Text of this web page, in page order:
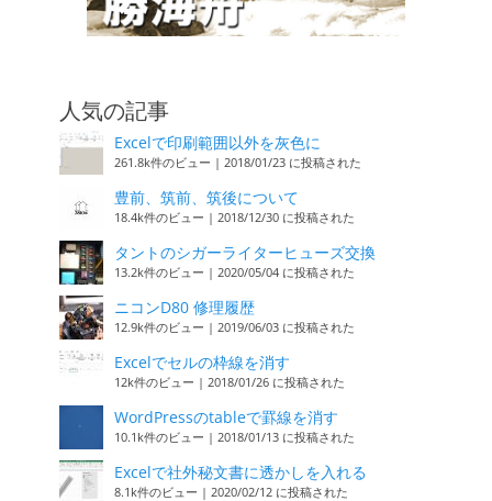
人気の記事
Excelで印刷範囲以外を灰色に
261.8k件のビュー | 2018/01/23 に投稿された
豊前、筑前、筑後について
18.4k件のビュー | 2018/12/30 に投稿された
タントのシガーライターヒューズ交換
13.2k件のビュー | 2020/05/04 に投稿された
ニコンD80 修理履歴
12.9k件のビュー | 2019/06/03 に投稿された
Excelでセルの枠線を消す
12k件のビュー | 2018/01/26 に投稿された
WordPressのtableで罫線を消す
10.1k件のビュー | 2018/01/13 に投稿された
Excelで社外秘文書に透かしを入れる
8.1k件のビュー | 2020/02/12 に投稿された